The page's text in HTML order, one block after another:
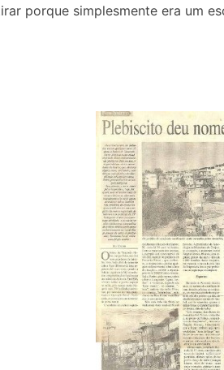
porque simplesmente era um